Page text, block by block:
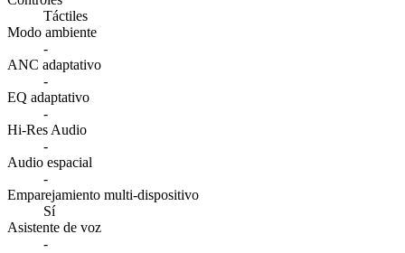
Táctiles
Modo ambiente
-
ANC adaptativo
-
EQ adaptativo
-
Hi-Res Audio
-
Audio espacial
-
Emparejamiento multi-dispositivo
Sí
Asistente de voz
-